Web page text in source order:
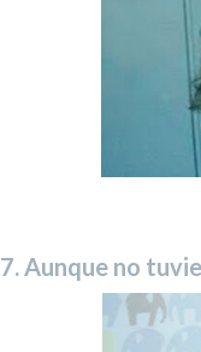
7. Aunque no